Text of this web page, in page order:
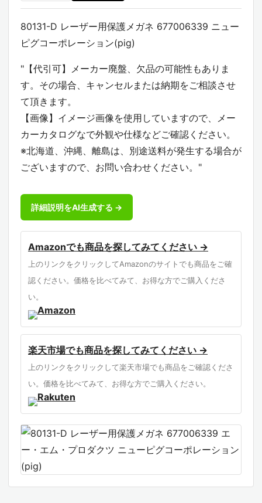
80131-D レーザー用保護メガネ 677006339 ニュー
ピグコーポレーション(pig)
"【代引可】メーカー廃盤、欠品の可能性もありま
す。その場合、キャンセルまたは納期をご相談させ
て頂きます。
【画像】イメージ画像を使用していますので、メー
カーカタログなで外観や仕様などご確認ください。
※北海道、沖縄、離島は、別途送料が発生する場合が
ございますので、お問い合わせください。"
詳細説明をAI生成する →
Amazonでも商品を探してみてください →
上のリンクをクリックしてAmazonのサイトでも商品をご確
認ください。価格を比べてみて、お得な方でご購入くださ
い。
楽天市場でも商品を探してみてください →
上のリンクをクリックして楽天市場でも商品をご確認くださ
い。価格を比べてみて、お得な方でご購入ください。